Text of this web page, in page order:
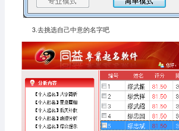
3.去挑选自己中意的名字吧